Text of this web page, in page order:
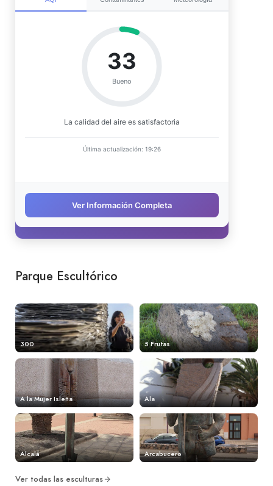
Parque Escultórico
300 5 Frutas
A la Mujer Isleña Ala
Alcalá Arcabucero
Ver todas las esculturas